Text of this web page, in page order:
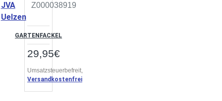
JVA
Uelzen
Z000038919
GARTENFACKEL
29,95€
Umsatzsteuerbefreit,
Versandkostenfrei